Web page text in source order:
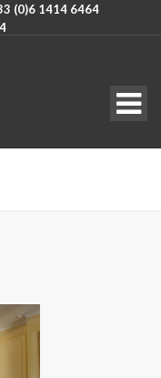
(0)6 1414 6464